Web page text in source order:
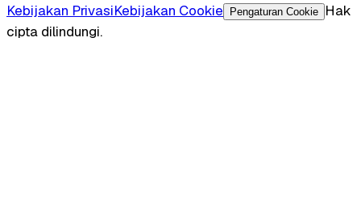
Kebijakan PrivasiKebijakan Cookie Pengaturan Cookie
Hak
cipta dilindungi.